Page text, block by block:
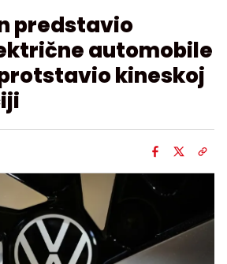
predstavio
automobile
kineskoj